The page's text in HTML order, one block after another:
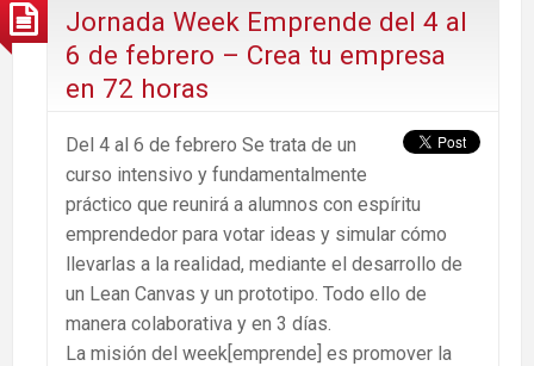
Jornada Week Emprende del 4 al
6 de febrero – Crea tu empresa
en 72 horas
Del 4 al 6 de febrero Se trata de un
curso intensivo y fundamentalmente
práctico que reunirá a alumnos con espíritu
emprendedor para votar ideas y simular cómo
llevarlas a la realidad, mediante el desarrollo de
un Lean Canvas y un prototipo. Todo ello de
manera colaborativa y en 3 días.
La misión del week[emprende] es promover la